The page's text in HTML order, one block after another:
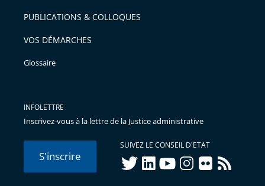
PUBLICATIONS & COLLOQUES
VOS DÉMARCHES
Glossaire
INFOLETTRE
Inscrivez-vous à la lettre de la Justice administrative
S'inscrire
SUIVEZ LE CONSEIL D'ETAT
twitterlinkedInyoutubeinstagram
flickr rss